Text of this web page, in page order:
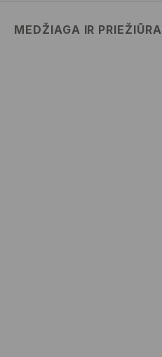
MEDŽIAGA IR PRIEŽIŪRA